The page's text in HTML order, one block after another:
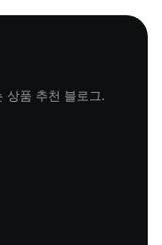
상품 추천 블로그.